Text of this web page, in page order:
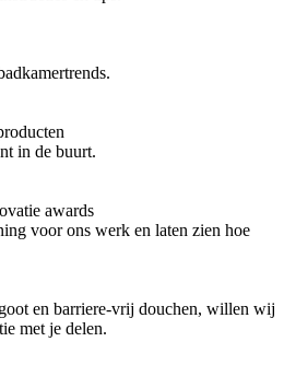
in de buurt.
awards
voor ons werk en laten zien hoe
en barriere-vrij douchen, willen wij
met je delen.